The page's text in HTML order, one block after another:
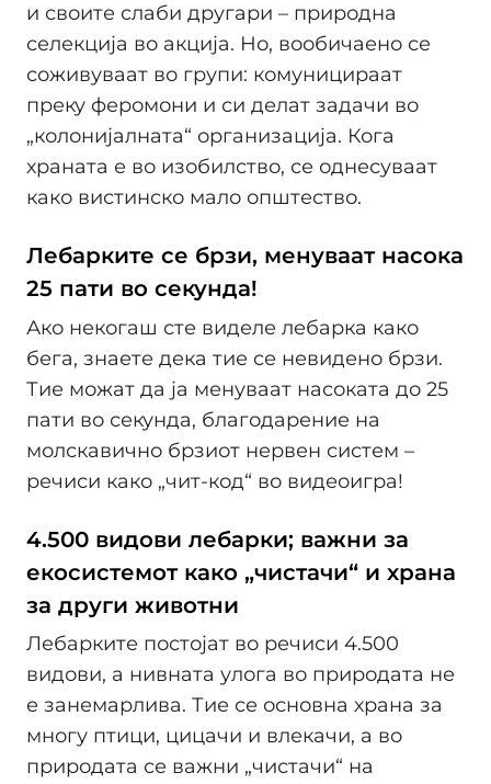
и своите слаби другари – природна
селекција во акција. Но, вообичаено се
соживуваат во групи: комуницираат
преку феромони и си делат задачи во
„колонијалната“ организација. Кога
храната е во изобилство, се однесуваат
како вистинско мало општество.
Лебарките се брзи, менуваат насока
25 пати во секунда!
Ако некогаш сте виделе лебарка како
бега, знаете дека тие се невидено брзи.
Тие можат да ја менуваат насоката до 25
пати во секунда, благодарение на
молскавично брзиот нервен систем –
речиси како „чит-код“ во видеоигра!
4.500 видови лебарки; важни за
екосистемот како „чистачи“ и храна
за други животни
Лебарките постојат во речиси 4.500
видови, а нивната улога во природата не
е занемарлива. Тие се основна храна за
многу птици, цицачи и влекачи, а во
природата се важни „чистачи“ на